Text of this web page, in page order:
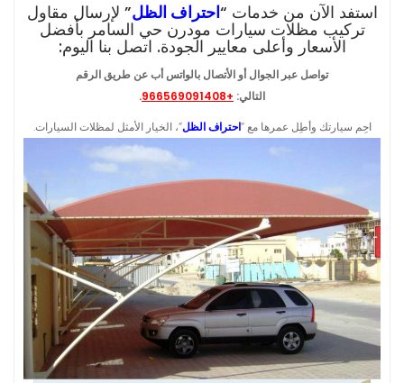
استفد الآن من خدمات “احتراف الظل” لإرسال مقاول
تركيب مظلات سيارات مودرن حي السامر بأفضل
الأسعار وأعلى معايير الجودة. اتصل بنا اليوم:
تواصل عبر الجوال أو الأتصال بالواتس أب عن طريق الرقم
التالي: +966569091408
.
احِم سيارتك وأطِل عمرها مع “احتراف الظل“، الخيار الأمثل لمظلات السيارات.